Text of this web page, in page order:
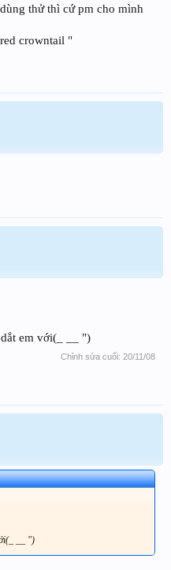
thử thì cứ pm cho mình
crowntail "
em với(_ __ ")
Chỉnh sửa cuối: 20/11/08
__ ")